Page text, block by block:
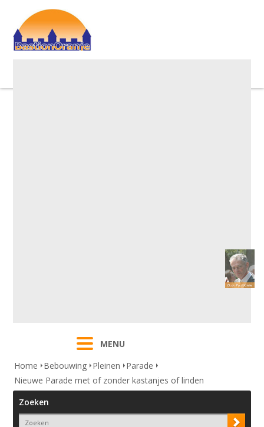
MENU
Home
Bebouwing Pleinen
Parade
Nieuwe Parade met of zonder kastanjes of linden
Zoeken